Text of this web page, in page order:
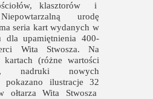
klasztorów
i
urodę
seria kart wydanych w
dla upamiętnienia 400-
Wita Stwosza. Na
(różne wartości
nadruki nowych
pokazano ilustracje 32
ołtarza Wita
Stwosza